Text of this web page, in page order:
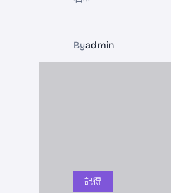
Byadmin
記得